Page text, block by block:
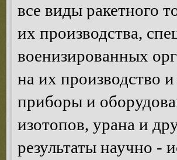
все виды ракетного
их производства,
военизированных
на их производство
приборы и
изотопов, урана и
результаты научно -